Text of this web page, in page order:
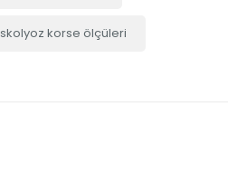
skolyoz korse ölçüleri